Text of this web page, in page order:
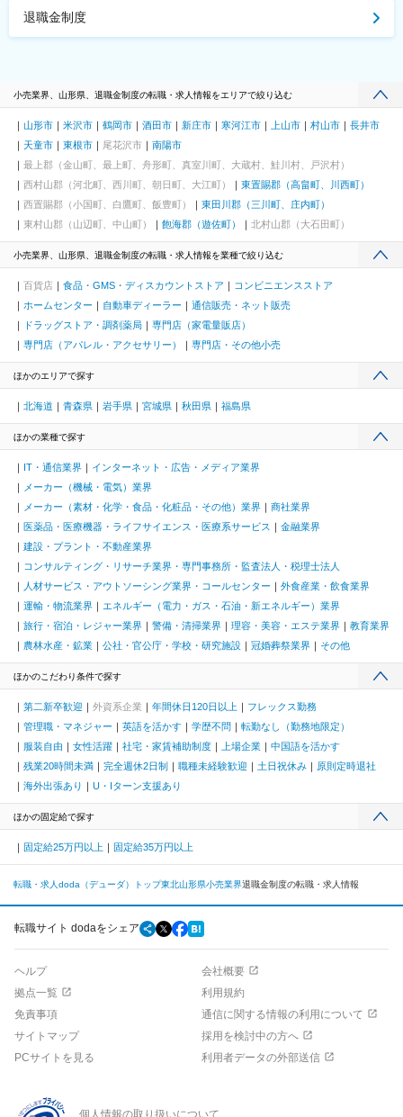
退職金制度
小売業界、山形県、退職金制度の転職・求人情報をエリアで絞り込む
山形市 米沢市 鶴岡市 酒田市 新庄市 寒河江市 上山市 村山市
長井市
天童市
東根市 尾花沢市
南陽市
最上郡（金山町、最上町、舟形町、真室川町、大蔵村、鮭川村、戸沢村）
西村山郡（河北町、西川町、朝日町、大江町）
東置賜郡（高畠町、川西町）
西置賜郡（小国町、白鷹町、飯豊町）
東田川郡（三川町、庄内町）
東村山郡（山辺町、中山町）
飽海郡（遊佐町） 北村山郡（大石田町）
小売業界、山形県、退職金制度の転職・求人情報を業種で絞り込む
百貨店 食品・GMS・ディスカウントストア
コンビニエンスストア
ホームセンター
自動車ディーラー
通信販売・ネット販売
ドラッグストア・調剤薬局
専門店（家電量販店）
専門店（アパレル・アクセサリー）
専門店・その他小売
ほかのエリアで探す
北海道 青森県 岩手県 宮城県 秋田県 福島県
ほかの業種で探す
IT・通信業界
インターネット・広告・メディア業界
メーカー（機械・電気）業界
メーカー（素材・化学・食品・化粧品・その他）業界
商社業界
医薬品・医療機器・ライフサイエンス・医療系サービス
金融業界
建設・プラント・不動産業界
コンサルティング・リサーチ業界・専門事務所・監査法人・税理士法人
人材サービス・アウトソーシング業界・コールセンター
外食産業・飲食業界
運輸・物流業界
エネルギー（電力・ガス・石油・新エネルギー）業界
旅行・宿泊・レジャー業界
警備・清掃業界 理容・美容・エステ業界
教育業界
農林水産・鉱業
公社・官公庁・学校・研究施設 冠婚葬祭業界 その他
ほかのこだわり条件で探す
第二新卒歓迎 外資系企業 年間休日120日以上
フレックス勤務
管理職・マネジャー
英語を活かす 学歴不問
転勤なし（勤務地限定）
服装自由
女性活躍 社宅・家賃補助制度 上場企業
中国語を活かす
残業20時間未満
完全週休2日制 職種未経験歓迎 土日祝休み
原則定時退社
海外出張あり
U・Iターン支援あり
ほかの固定給で探す
固定給25万円以上 固定給35万円以上
転職・求人doda（デューダ）トップ東北山形県小売業界退職金制度の転職・求人情報
転職サイト dodaをシェア
ヘルプ
会社概要
拠点一覧
利用規約
免責事項
通信に関する情報の利用について
サイトマップ
採用を検討中の方へ
PCサイトを見る
利用者データの外部送信
個人情報の取り扱いについて